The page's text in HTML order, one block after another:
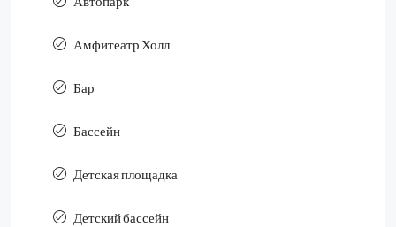
Амфитеатр Холл
Бар
Бассейн
Детская площадка
Детский бассейн